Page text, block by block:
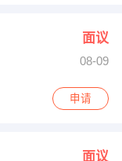
面议
08-09
区甘东五路1号
申请
面议